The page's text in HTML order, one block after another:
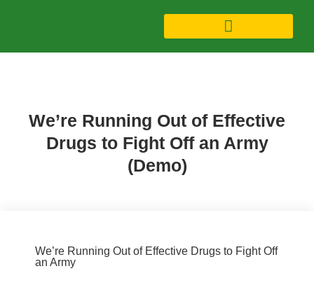
We’re Running Out of Effective
Drugs to Fight Off an Army
(Demo)
We’re Running Out of Effective Drugs to Fight Off
an Army